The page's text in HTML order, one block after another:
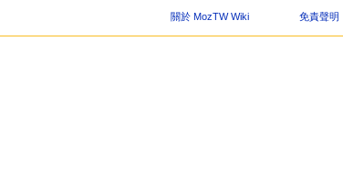
關於 MozTW Wiki 免責聲明